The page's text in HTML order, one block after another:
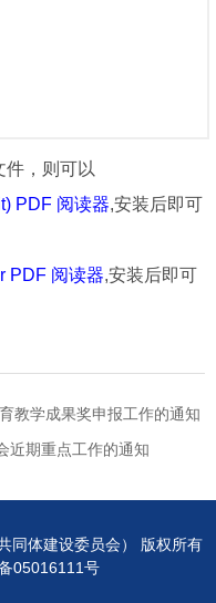
件，则可以
PDF 阅读器,安装后即可
PDF 阅读器,安装后即可
教学成果奖申报工作的通知
近期重点工作的通知
同体建设委员会） 版权所有
05016111号